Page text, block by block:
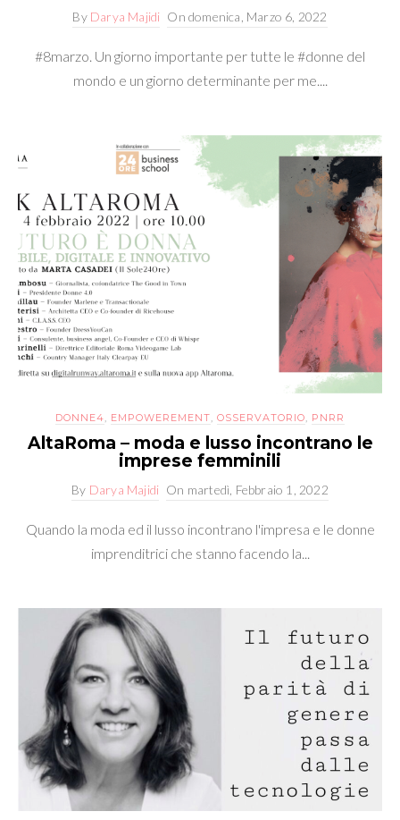
By Darya Majidi On domenica, Marzo 6, 2022
#8marzo. Un giorno importante per tutte le #donne del
mondo e un giorno determinante per me....
DONNE4, EMPOWEREMENT, OSSERVATORIO, PNRR
AltaRoma – moda e lusso incontrano le
imprese femminili
By Darya Majidi On martedì, Febbraio 1, 2022
Quando la moda ed il lusso incontrano l'impresa e le donne
imprenditrici che stanno facendo la...